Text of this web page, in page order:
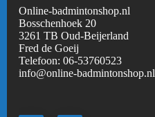
Online-badmintonshop.nl
Bosschenhoek 20
3261 TB Oud-Beijerland
Fred de Goeij
Telefoon: 06-53760523
info@online-badmintonshop.nl